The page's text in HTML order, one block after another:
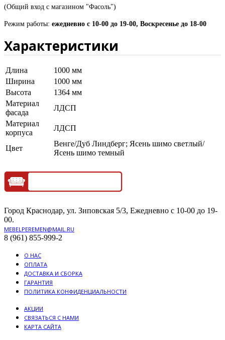
(Общий вход с магазином "Фасоль")
Режим работы: ежедневно с 10-00 до 19-00, Воскресенье до 18-00
Характеристики
Длина
1000 мм
Ширина
1000 мм
Высота
1364 мм
Материал
фасада
ЛДСП
Материал
корпуса
ЛДСП
Цвет
Венге/Дуб Линдберг; Ясень шимо светлый/
Ясень шимо темный
Город Краснодар, ул. Зиповская 5/3, Ежедневно с 10-00 до 19-
00.
MEBELPEREMEN@MAIL.RU
8 (961) 855-999-2
О НАС
ОПЛАТА
ДОСТАВКА И СБОРКА
ГАРАНТИЯ
ПОЛИТИКА КОНФИДЕНЦИАЛЬНОСТИ
АКЦИИ
СВЯЗАТЬСЯ С НАМИ
КАРТА САЙТА